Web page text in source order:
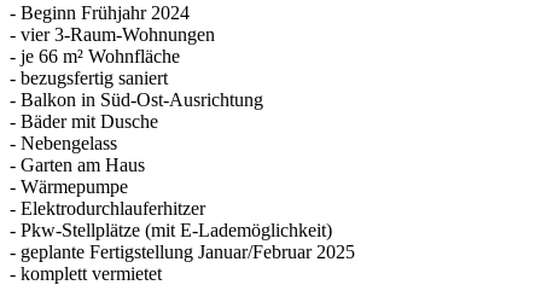
- Beginn Frühjahr 2024
- vier 3-Raum-Wohnungen
- je 66 m² Wohnfläche
- bezugsfertig saniert
- Balkon in Süd-Ost-Ausrichtung
- Bäder mit Dusche
- Nebengelass
- Garten am Haus
- Wärmepumpe
- Elektrodurchlauferhitzer
- Pkw-Stellplätze (mit E-Lademöglichkeit)
- geplante Fertigstellung Januar/Februar 2025
- komplett vermietet